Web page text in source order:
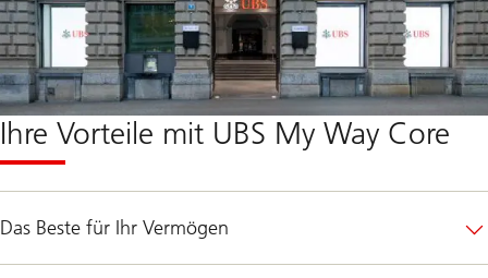
Ihre Vorteile mit UBS My Way Core
Das Beste für Ihr Vermögen